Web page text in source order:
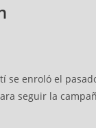
se enroló el
seguir la